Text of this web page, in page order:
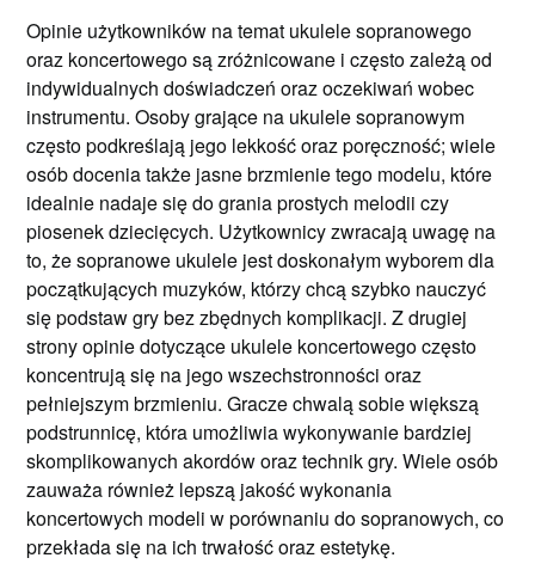
Opinie użytkowników na temat ukulele sopranowego
oraz koncertowego są zróżnicowane i często zależą od
indywidualnych doświadczeń oraz oczekiwań wobec
instrumentu. Osoby grające na ukulele sopranowym
często podkreślają jego lekkość oraz poręczność; wiele
osób docenia także jasne brzmienie tego modelu, które
idealnie nadaje się do grania prostych melodii czy
piosenek dziecięcych. Użytkownicy zwracają uwagę na
to, że sopranowe ukulele jest doskonałym wyborem dla
początkujących muzyków, którzy chcą szybko nauczyć
się podstaw gry bez zbędnych komplikacji. Z drugiej
strony opinie dotyczące ukulele koncertowego często
koncentrują się na jego wszechstronności oraz
pełniejszym brzmieniu. Gracze chwalą sobie większą
podstrunnicę, która umożliwia wykonywanie bardziej
skomplikowanych akordów oraz technik gry. Wiele osób
zauważa również lepszą jakość wykonania
koncertowych modeli w porównaniu do sopranowych, co
przekłada się na ich trwałość oraz estetykę.